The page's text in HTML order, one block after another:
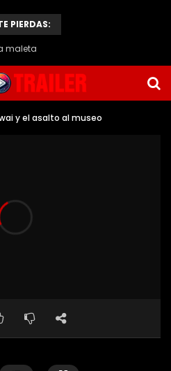
PIERDAS:
maleta
y el asalto al museo